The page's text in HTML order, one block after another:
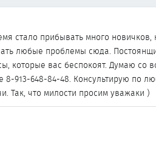
стало прибывать много
любые проблемы сюда.
которые вас беспокоят. Думаю со
8-913-648-84-48. Консультирую
Так, что милости просим уважаки )